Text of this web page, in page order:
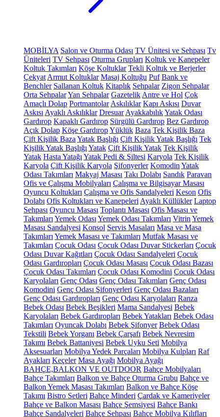
MOBİLYA Salon ve Oturma Odası TV Ünitesi ve Sehpası Tv
Üniteleri TV Sehpası Oturma Grupları Koltuk ve Kanepeler
Koltuk Takımları Köşe Koltuklar Tekli Koltuk ve Berjerler
Çekyat Armut Koltuklar Masaj Koltuğu Puf Bank ve
Benchler Sallanan Koltuk Kitaplık Sehpalar Zigon Sehpalar
Orta SehpalarYan Sehpalar Gazetelik Antre ve Hol Çok
Amaçlı Dolap Portmantolar Askılıklar Kapı Askısı Duvar
Askısı Ayaklı Askılıklar Dresuar AyakkabılıkYatak Odası
Gardırop Kapaklı Gardırop Sürgülü Gardırop Bez Gardırop
Açık Dolap Köşe GardıropYüklük Baza Tek Kişilik Baza
Çift Kişilik Baza Yatak Başlığı Çift Kişilik Yatak Başlığı Tek
Kişilik Yatak Başlığı Yatak Çift Kişilik Yatak Tek Kişilik
Yatak Hasta Yatağı Yatak Pedi & Şiltesi Karyola Tek Kişilik
Karyola Çift Kişilik Karyola Şifonyerler Komodin Yatak
Odası Takımları Makyaj Masası Takı Dolabı Sandık Paravan
Ofis ve Çalışma Mobilyaları Çalışma ve Bilgisayar Masası
Oyuncu Koltukları Çalışma ve Ofis Sandalyeleri Keson Ofis
Dolabı Ofis Koltukları ve Kanepeleri Ayaklı Küllükler Laptop
Sehpası Oyuncu Masası Toplantı Masası Ofis Masası ve
Takımları Yemek Odası Yemek Odası Takımları Vitrin Yemek
Masası Sandalyesi Konsol Servis Masaları Masa ve Masa
Takımları Yemek Masası ve Takımları Mutfak Masası ve
Takımları Çocuk Odası Çocuk Odası Duvar Stickerları Çocuk
Odası Duvar Kağıtları Çocuk Odası Sandalyeleri Çocuk
Odası Gardıropları Çocuk Odası Masası Çocuk Odası Bazası
Çocuk Odası Takımları Çocuk Odası Komodini Çocuk Odası
Karyolaları Genç Odası Genç Odası Takımları Genç Odası
Komodini Genç Odası Şifonyerleri Genç Odası Bazaları
Genç Odası Gardıropları Genç Odası Karyolaları Ranza
Bebek Odası Bebek Beşikleri Mama Sandalyesi Bebek
Karyolaları Bebek Gardıropları Bebek Yatakları Bebek Odası
Takımları Oyuncak Dolabı Bebek Şifonyer Bebek Odası
Tekstili Bebek Yorganı Bebek Çarşafı Bebek Nevresim
Takımı Bebek Battaniyesi Bebek Uyku Seti Mobilya
Aksesuarları Mobilya Yedek Parçaları Mobilya Kulpları Raf
Ayakları Keçeler Masa Ayağı Mobilya Ayağı
BAHÇE,BALKON VE OUTDOOR Bahçe Mobilyaları
Bahçe Takımları Balkon ve Bahçe Oturma Grubu Bahçe ve
Balkon Yemek Masası Takımları Balkon ve Bahçe Köşe
Takımı Bistro Setleri Bahçe Minderi Çardak ve Kameriyeler
Bahçe ve Balkon Masası Bahçe Şemsiyesi Bahçe Bankı
Bahçe Sandalyeleri Bahçe Sehpası Bahçe Mobilya Kılıfları